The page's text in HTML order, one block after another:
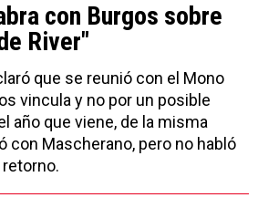
con Burgos sobre
River"
que se reunió con el Mono
vincula y no por un posible
año que viene, de la misma
con Mascherano, pero no habló